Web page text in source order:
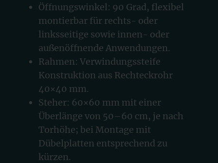
Öffnungswinkel: 90 Grad, flexibel
montierbar für rechts- oder
linksseitige sowie innen- oder
außenöffnende Anwendungen.
Rahmen: Verwindungssteife
Konstruktion aus Rechteckrohr
40×40 mm.
Steher: 60×60 mm mit einer
Überlänge von 50–60 cm, je nach
Torhöhe; bei Montage mit
Dübelplatten entsprechend zu
kürzen.